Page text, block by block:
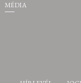
MÉDIA